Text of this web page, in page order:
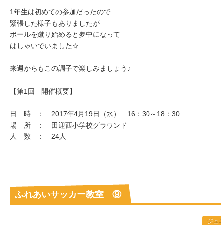
1年生は初めての参加だったので
緊張した様子もありましたが
ボールを蹴り始めると夢中になって
はしゃいでいました☆
来週からもこの調子で楽しみましょう♪
【第1回 開催概要】
日 時 ： 2017年4月19日（水） 16：30～18：30
場 所 ： 田迎西小学校グラウンド
人 数 ： 24人
ふれあいサッカー教室 ⑨
ジュ